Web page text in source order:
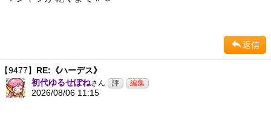
返信
【9477】 RE:《ハーデス》
初代ゆるせぽねさん
2026/08/06 11:15